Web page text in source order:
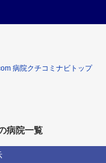
病院クチコミナビトップ
病院一覧